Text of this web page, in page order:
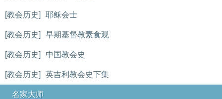
[教会历史] 耶稣会士
[教会历史] 早期基督教素食观
[教会历史] 中国教会史
[教会历史] 英吉利教会史下集
名家大师